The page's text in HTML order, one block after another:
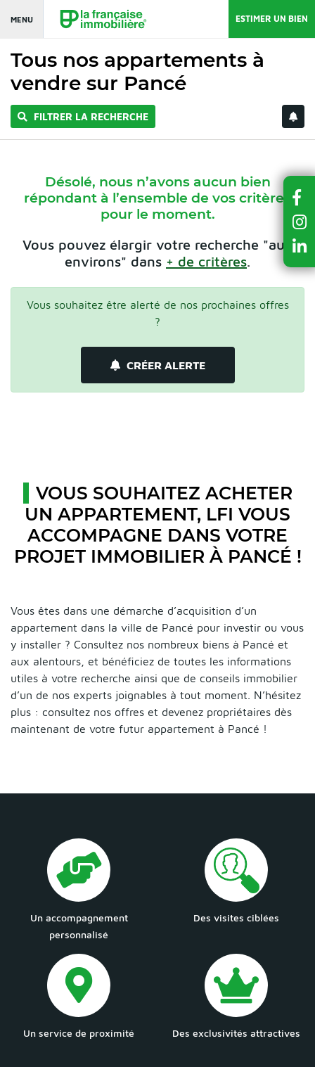
MENU ESTIMER UN BIEN
Tous nos appartements à
vendre sur Pancé
FILTRER LA RECHERCHE
Désolé, nous n’avons aucun bien
répondant à l’ensemble de vos critères
pour le moment.
Vous pouvez élargir votre recherche "aux
environs" dans + de critères.
Vous souhaitez être alerté de nos prochaines offres
?
CRÉER ALERTE
VOUS SOUHAITEZ ACHETER
UN APPARTEMENT, LFI VOUS
ACCOMPAGNE DANS VOTRE
PROJET IMMOBILIER À PANCÉ !
Vous êtes dans une démarche d’acquisition d’un
appartement dans la ville de Pancé pour investir ou vous
y installer ? Consultez nos nombreux biens à Pancé et
aux alentours, et bénéficiez de toutes les informations
utiles à votre recherche ainsi que de conseils immobilier
d’un de nos experts joignables à tout moment. N’hésitez
plus : consultez nos offres et devenez propriétaires dès
maintenant de votre futur appartement à Pancé !
Un accompagnement
personnalisé
Des visites ciblées
Un service de proximité Des exclusivités attractives